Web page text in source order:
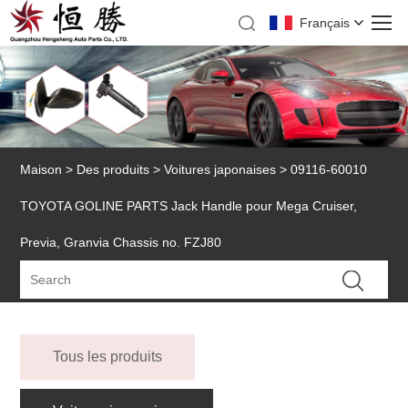
Français
Maison > Des produits >Voitures japonaises > 09116-60010
TOYOTA GOLINE PARTS Jack Handle pour Mega Cruiser,
Previa, Granvia Chassis no. FZJ80
Tous les produits